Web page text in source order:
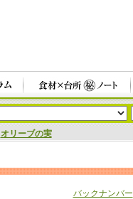
オリーブの実
バックナンバー